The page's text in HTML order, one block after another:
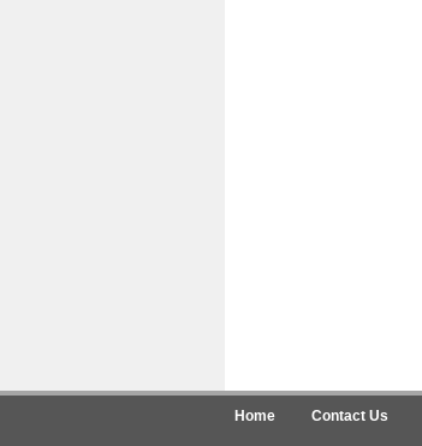
Home Contact Us